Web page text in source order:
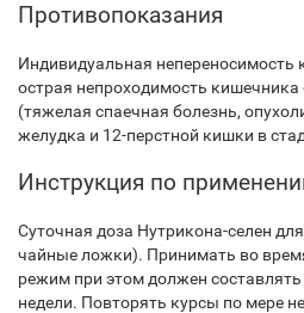
Противопоказания
Индивидуальная непереносимость
острая непроходимость
(тяжелая спаечная болезнь,
желудка и 12-перстной кишки в
Инструкция по
Суточная доза Нутрикона-селен
чайные ложки). Принимать во
режим при этом должен составлять
недели. Повторять курсы по мере